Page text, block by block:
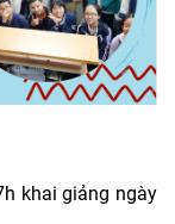
khai giảng ngày